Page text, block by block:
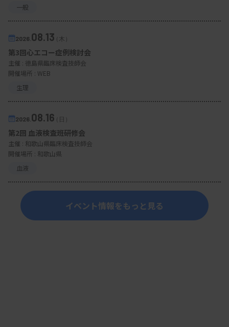
一般
2026. 08.13（木）
第3回心エコー症例検討会
主催 : 徳島県臨床検査技師会
開催場所 : WEB
生理
2026. 08.16（日）
第2回 血液検査班研修会
主催 : 和歌山県臨床検査技師会
開催場所 : 和歌山県
血液
イベント情報をもっと見る